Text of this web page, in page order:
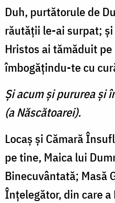
Duh, purtătorule de
răutăţii le-ai surpat;
Hristos ai tămăduit
îmbogăţindu-te cu
Şi acum şi pururea şi
(a Născătoarei).
Locaş şi Cămară
pe tine, Maica lui
Binecuvântată; Masă
Înţelegător, din care a